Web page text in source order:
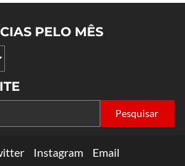
PELO MÊS
Instagram Email